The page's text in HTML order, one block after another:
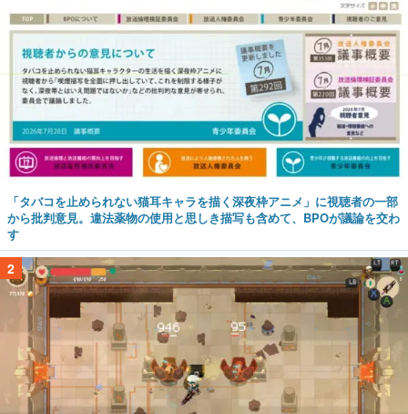
「タバコを止められない猫耳キャラを描く深夜枠アニメ」に視聴者の一部
から批判意見。違法薬物の使用と思しき描写も含めて、BPOが議論を交わ
す
2